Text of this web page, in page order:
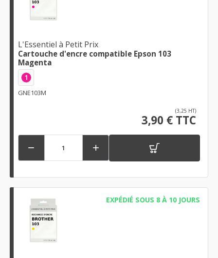
L'Essentiel à Petit Prix
Cartouche d'encre compatible Epson 103
Magenta
1
GNE103M
(3,25 HT)
3,90 € TTC
 
EXPÉDIÉ SOUS 8 À 10 JOURS